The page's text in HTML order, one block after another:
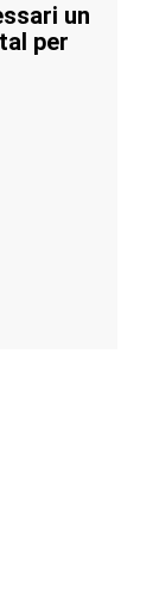
un
per